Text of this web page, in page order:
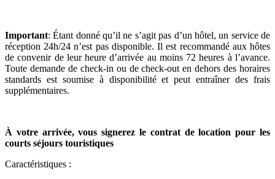
Important: Étant donné qu’il ne s’agit pas d’un hôtel, un service de
réception 24h/24 n’est pas disponible. Il est recommandé aux hôtes
de convenir de leur heure d’arrivée au moins 72 heures à l’avance.
Toute demande de check-in ou de check-out en dehors des horaires
standards est soumise à disponibilité et peut entraîner des frais
supplémentaires.
À votre arrivée, vous signerez le contrat de location pour les
courts séjours touristiques
Caractéristiques :